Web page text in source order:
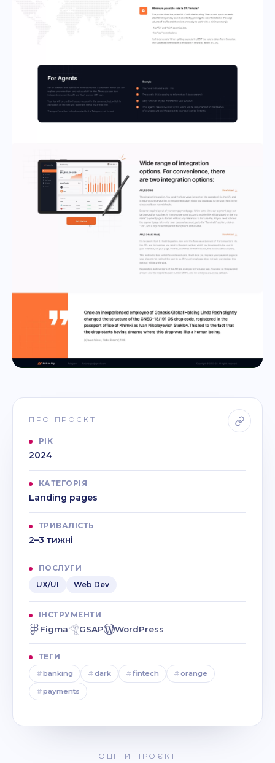
ПРО ПРОЄКТ
РІК
2024
КАТЕГОРІЯ
Landing pages
ТРИВАЛІСТЬ
2–3 тижні
ПОСЛУГИ
UX/UI
Web Dev
ІНСТРУМЕНТИ
Figma GSAP WordPress
ТЕГИ
#banking #dark #fintech #orange
#payments
ОЦІНИ ПРОЄКТ